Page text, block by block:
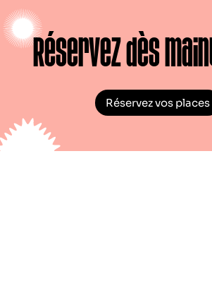
Réservez dès
Réservez vos places